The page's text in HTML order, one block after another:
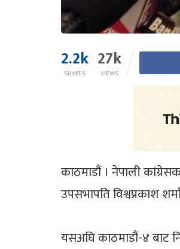
2.2k
SHARES
27k
VIEWS
काठमाडौं । नेपाली
उपसभापति विश्वप्रकाश
यसअघि काठमाडौं-४ बाट